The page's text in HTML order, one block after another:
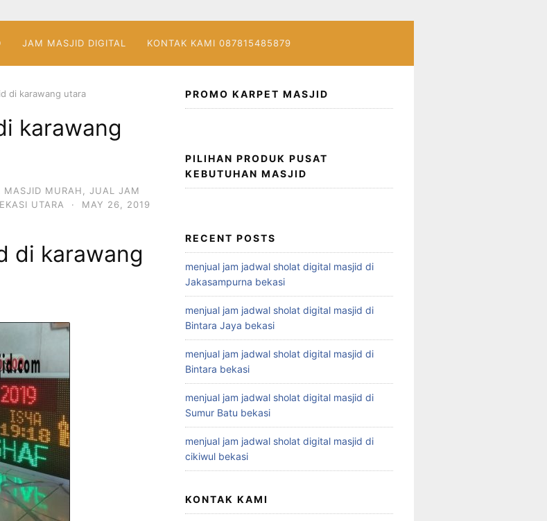
JAM MASJID DIGITAL KONTAK KAMI 087815485879
di karawang utara
karawang
MURAH
JUAL JAM
UTARA
· MAY 26, 2019
di karawang
PROMO KARPET MASJID
PILIHAN PRODUK PUSAT
KEBUTUHAN MASJID
RECENT POSTS
menjual jam jadwal sholat digital masjid di
Jakasampurna bekasi
menjual jam jadwal sholat digital masjid di
Bintara Jaya bekasi
menjual jam jadwal sholat digital masjid di
Bintara bekasi
menjual jam jadwal sholat digital masjid di
Sumur Batu bekasi
menjual jam jadwal sholat digital masjid di
cikiwul bekasi
KONTAK KAMI